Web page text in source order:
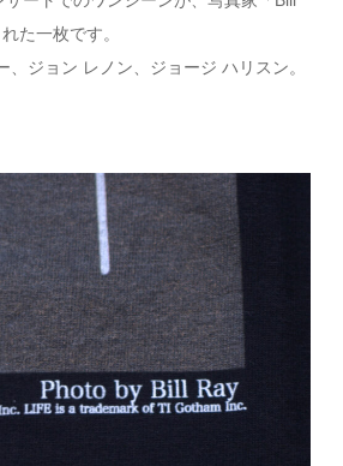
た一枚です。
、ジョン レノン、ジョージ ハリスン。